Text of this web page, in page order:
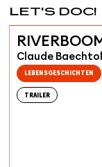
LET'S DOC!
Claude
LEBENSGESCHICHTEN
TRAILER